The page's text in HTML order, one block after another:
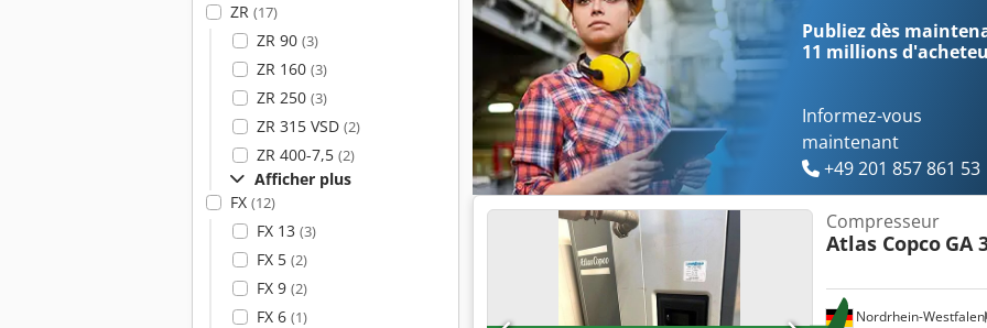
ZR (17)
ZR 90 (3)
ZR 160 (3)
ZR 250 (3)
ZR 315 VSD (2)
ZR 400-7,5 (2)
Afficher plus
FX (12)
FX 13 (3)
FX 5 (2)
FX 9 (2)
FX 6 (1)
Publiez dès
11 millions
Informez-vous
maintenant
+49 201 857 861 53
Nordrhein-Westfalen
Compresseur
Atlas Copco GA